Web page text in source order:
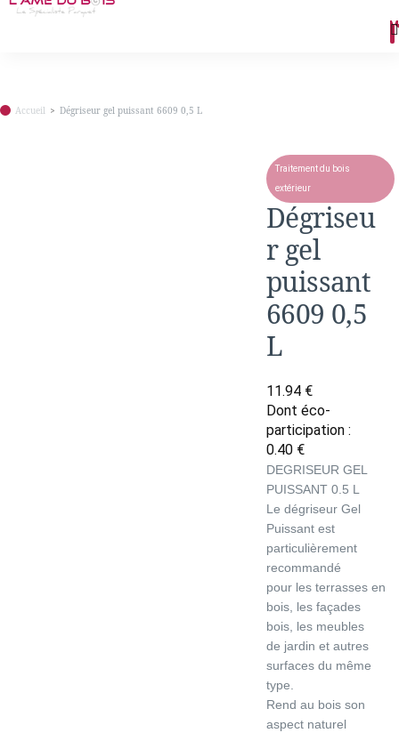
Accueil Dégriseur gel puissant 6609 0,5 L
Dégriseu
r gel
puissant
6609 0,5
L
11.94 €
Dont éco-
participation :
0.40 €
DEGRISEUR GEL
PUISSANT 0.5 L
Le dégriseur Gel
Puissant est
particulièrement
recommandé
pour les terrasses en
bois, les façades
bois, les meubles
de jardin et autres
surfaces du même
type.
Rend au bois son
aspect naturel
Traitement du bois
extérieur